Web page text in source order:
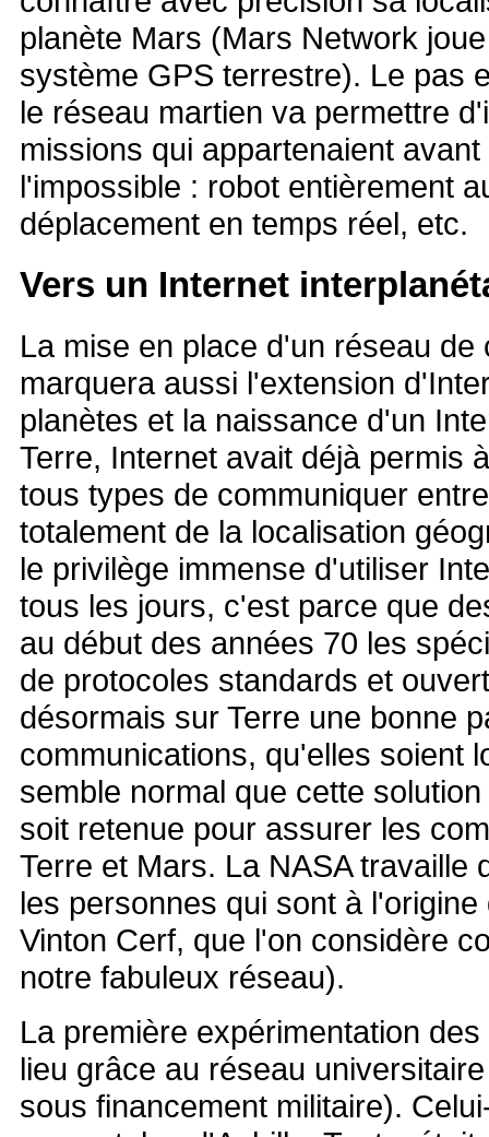
planète Mars (Mars Network
système GPS terrestre). Le pas
le réseau martien va permettre
missions qui appartenaient
l'impossible : robot entièrement
déplacement en temps réel, etc.
Vers un Internet
La mise en place d'un réseau
marquera aussi l'extension
planètes et la naissance d'un
Terre, Internet avait déjà permis
tous types de communiquer
totalement de la localisation
le privilège immense d'utiliser
tous les jours, c'est parce que
au début des années 70 les
de protocoles standards et
désormais sur Terre une bonne
communications, qu'elles soient
semble normal que cette
soit retenue pour assurer les
Terre et Mars. La NASA travaille
les personnes qui sont à
Vinton Cerf, que l'on considère
notre fabuleux réseau).
La première expérimentation
lieu grâce au réseau
sous financement militaire).